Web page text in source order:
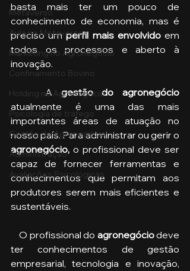
Metaverso
Aula no Metaverso
Marketing no Agronegócio
Confinamento Bovino
Holding no Agronegócio
Psicologia de tráfego
Gestão do Agronegócio
Administração
Avaliações Psicológicas
basta mais ter um pouco de
conhecimento de economia, mas é
preciso um perfil mais envolvido em
todos os processos e aberto à
inovação.
    A
atualmente é uma das mais
importantes áreas de atuação no
agronegócio, o profissional deve ser
capaz de fornecer ferramentas e
conhecimentos que permitam aos
produtores serem mais eficientes e
sustentáveis.
    O profissional do
agronegócio deve
ter conhecimentos de gestão
empresarial, tecnologia e inovação,